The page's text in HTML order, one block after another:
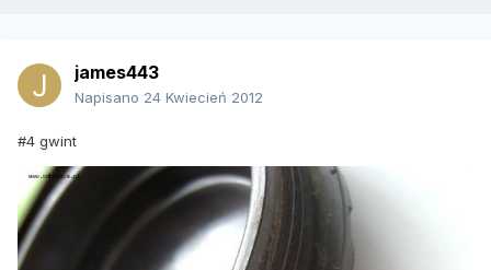
james443
Napisano 24 Kwiecień 2012
#4 gwint